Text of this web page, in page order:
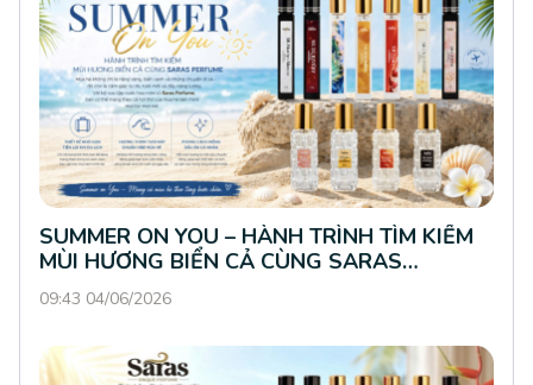
SUMMER ON YOU – HÀNH TRÌNH TÌM KIẾM
MÙI HƯƠNG BIỂN CẢ CÙNG SARAS
PERFUME
09:43 04/06/2026